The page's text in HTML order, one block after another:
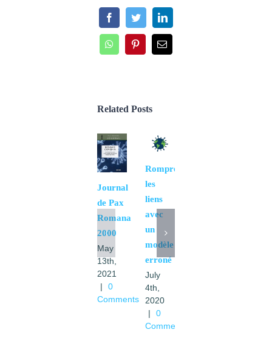
FacebookTwitterLinkedIn
WhatsAppPinterestEmail
Related Posts
Journal
de Pax
Romana
2000
May
13th,
2021
|
0
Comments
Rompre
les
liens
avec
un
modèle
erroné
July
4th,
2020
|
0
Comments